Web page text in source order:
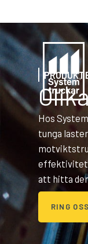
Hos
tunga
att hitta
RING OSS